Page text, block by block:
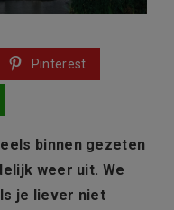
Pinterest
binnen gezeten
weer uit. We
je liever niet